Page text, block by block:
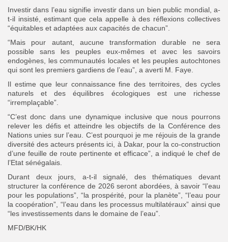
Investir dans l’eau signifie investir dans un bien public mondial, a-
t-il insisté, estimant que cela appelle à des réflexions collectives
“équitables et adaptées aux capacités de chacun”.
“Mais pour autant, aucune transformation durable ne sera
possible sans les peuples eux-mêmes et avec les savoirs
endogènes, les communautés locales et les peuples autochtones
qui sont les premiers gardiens de l’eau”, a averti M. Faye.
Il estime que leur connaissance fine des territoires, des cycles
naturels et des équilibres écologiques est une richesse
“irremplaçable”.
“C’est donc dans une dynamique inclusive que nous pourrons
relever les défis et atteindre les objectifs de la Conférence des
Nations unies sur l’eau. C’est pourquoi je me réjouis de la grande
diversité des acteurs présents ici, à Dakar, pour la co-construction
d’une feuille de route pertinente et efficace”, a indiqué le chef de
l’Etat sénégalais.
Durant deux jours, a-t-il signalé, des thématiques devant
structurer la conférence de 2026 seront abordées, à savoir “l’eau
pour les populations”, “la prospérité, pour la planète”, “l’eau pour
la coopération”, “l’eau dans les processus multilatéraux” ainsi que
“les investissements dans le domaine de l’eau”.
MFD/BK/HK